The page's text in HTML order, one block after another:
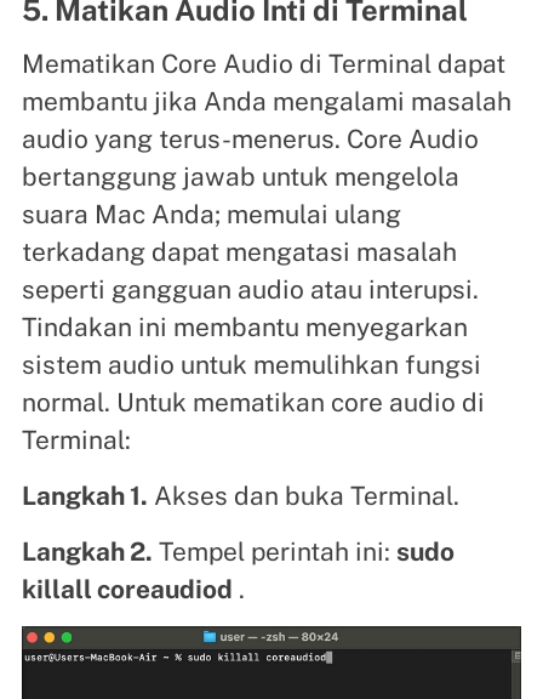
5. Matikan Audio Inti di Terminal
Mematikan Core Audio di Terminal dapat
membantu jika Anda mengalami masalah
audio yang terus-menerus. Core Audio
bertanggung jawab untuk mengelola
suara Mac Anda; memulai ulang
terkadang dapat mengatasi masalah
seperti gangguan audio atau interupsi.
Tindakan ini membantu menyegarkan
sistem audio untuk memulihkan fungsi
normal. Untuk mematikan core audio di
Terminal:
Langkah 1. Akses dan buka Terminal.
Langkah 2. Tempel perintah ini: sudo
killall coreaudiod .